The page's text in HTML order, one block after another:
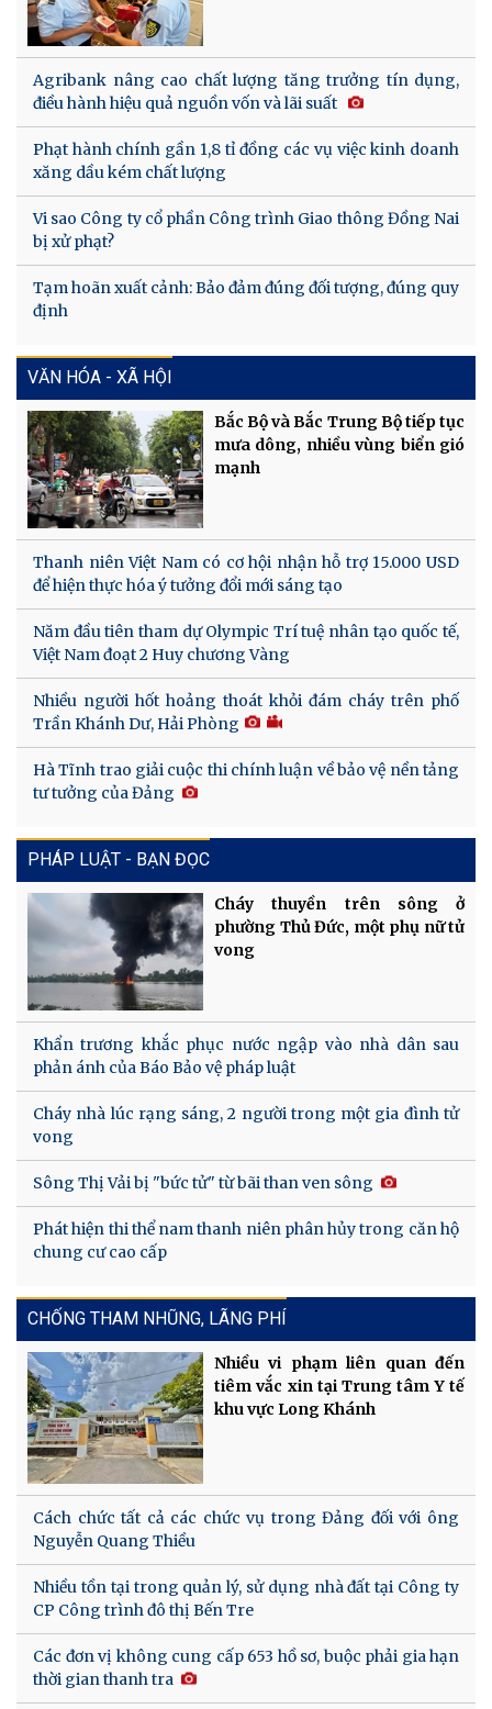
Agribank nâng cao chất lượng tăng trưởng tín dụng,
điều hành hiệu quả nguồn vốn và lãi suất
Phạt hành chính gần 1,8 tỉ đồng các vụ việc kinh doanh
xăng dầu kém chất lượng
Vi sao Công ty cổ phần Công trình Giao thông Đồng Nai
bị xử phạt?
Tạm hoãn xuất cảnh: Bảo đảm đúng đối tượng, đúng quy
định
VĂN HÓA - XÃ HỘI
Bắc Bộ và Bắc Trung Bộ tiếp tục
mưa dông, nhiều vùng biển gió
mạnh
Thanh niên Việt Nam có cơ hội nhận hỗ trợ 15.000 USD
để hiện thực hóa ý tưởng đổi mới sáng tạo
Năm đầu tiên tham dự Olympic Trí tuệ nhân tạo quốc tế,
Việt Nam đoạt 2 Huy chương Vàng
Nhiều người hốt hoảng thoát khỏi đám cháy trên phố
Trần Khánh Dư, Hải Phòng
Hà Tĩnh trao giải cuộc thi chính luận về bảo vệ nền tảng
tư tưởng của Đảng
PHÁP LUẬT - BẠN ĐỌC
Cháy thuyền trên sông ở
phường Thủ Đức, một phụ nữ tử
vong
Khẩn trương khắc phục nước ngập vào nhà dân sau
phản ánh của Báo Bảo vệ pháp luật
Cháy nhà lúc rạng sáng, 2 người trong một gia đình tử
vong
Sông Thị Vải bị "bức tử" từ bãi than ven sông
Phát hiện thi thể nam thanh niên phân hủy trong căn hộ
chung cư cao cấp
CHỐNG THAM NHŨNG, LÃNG PHÍ
Nhiều vi phạm liên quan đến
tiêm vắc xin tại Trung tâm Y tế
khu vực Long Khánh
Cách chức tất cả các chức vụ trong Đảng đối với ông
Nguyễn Quang Thiều
Nhiều tồn tại trong quản lý, sử dụng nhà đất tại Công ty
CP Công trình đô thị Bến Tre
Các đơn vị không cung cấp 653 hồ sơ, buộc phải gia hạn
thời gian thanh tra